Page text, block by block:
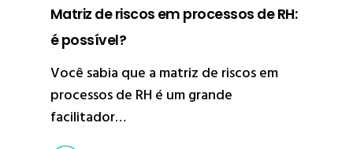
Matriz de riscos em processos de RH:
é possível?
Você sabia que a matriz de riscos em
processos de RH é um grande
facilitador…